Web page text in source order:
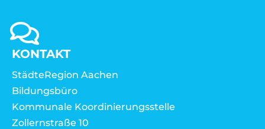
KONTAKT
StädteRegion Aachen
Bildungsbüro
Kommunale Koordinierungsstelle
Zollernstraße 10